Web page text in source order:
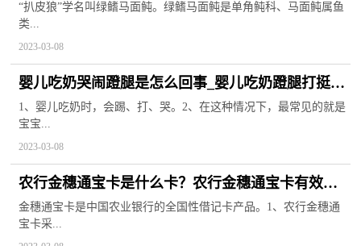
“扒皮狼”学名叫绿鳍马面鲀。绿鳍马面鲀是单角鲀科、马面鲀属鱼
类...
2023-03-08
婴儿吃奶哭闹蹬腿是怎么回事_婴儿吃奶蹬腿打挺哭
闹正常吗 世界快播报
1、婴儿吃奶时，会踢、打、哭。2、在这种情况下，最常见的就是
宝宝...
2023-03-08
农行金穗通宝卡是什么卡？农行金穗通宝卡有效期
是什么时候？
金穗通宝卡是中国农业银行的全国性借记卡产品。1、农行金穗通
宝卡采...